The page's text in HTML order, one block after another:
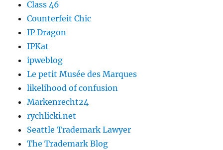
Class 46
Counterfeit Chic
IP Dragon
IPKat
ipweblog
Le petit Musée des Marques
likelihood of confusion
Markenrecht24
rychlicki.net
Seattle Trademark Lawyer
The Trademark Blog